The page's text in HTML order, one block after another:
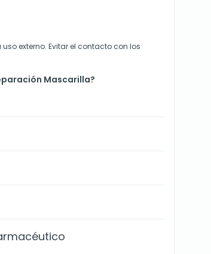
externo. Evitar el contacto con los
Mascarilla?